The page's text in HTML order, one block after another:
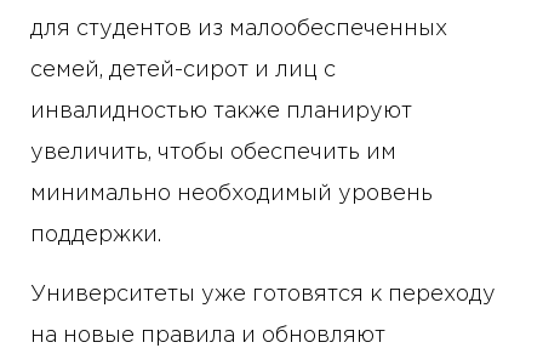
для студентов из малообеспеченных
семей, детей-сирот и лиц с
инвалидностью также планируют
увеличить, чтобы обеспечить им
минимально необходимый уровень
поддержки.
Университеты уже готовятся к переходу
на новые правила и обновляют